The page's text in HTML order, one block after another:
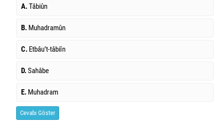
A.Tâbiûn
B. Muhadramûn
C. Etbâu’t-tâbiîn
D.Sahâbe
E. Muhadram
Cevabı Göster